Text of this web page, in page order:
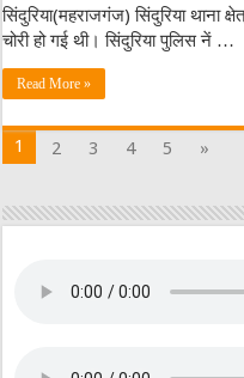
सिंदुरिया(महराजगंज) सिंदुरिया थाना
चोरी हो गई थी। सिंदुरिया पुलिस नें …
Read More »
1 2 3 4 5 »